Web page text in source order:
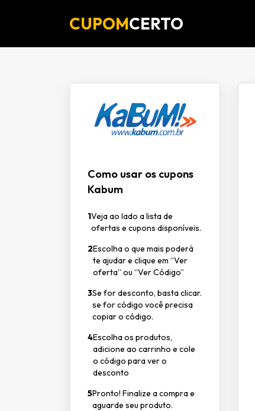
CUPOMCERTO
Como usar os cupons
Kabum
1Veja ao lado a lista de
ofertas e cupons disponíveis.
2Escolha o que mais poderá
te ajudar e clique em “Ver
oferta” ou “Ver Código”
3Se for desconto, basta clicar.
se for código você precisa
copiar o código.
4Escolha os produtos,
adicione ao carrinho e cole
o código para ver o
desconto
5Pronto! Finalize a compra e
aguarde seu produto.